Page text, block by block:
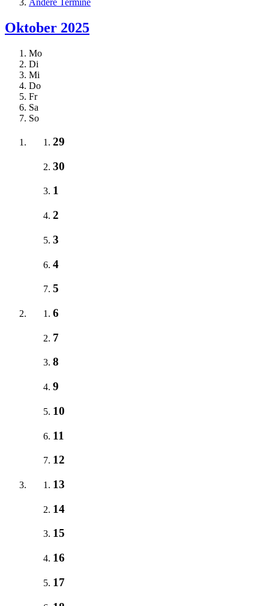
Andere Termine
Oktober 2025
Mo
Di
Mi
Do
Fr
Sa
So
29
30
1
2
3
4
5
6
7
8
9
10
11
12
13
14
15
16
17